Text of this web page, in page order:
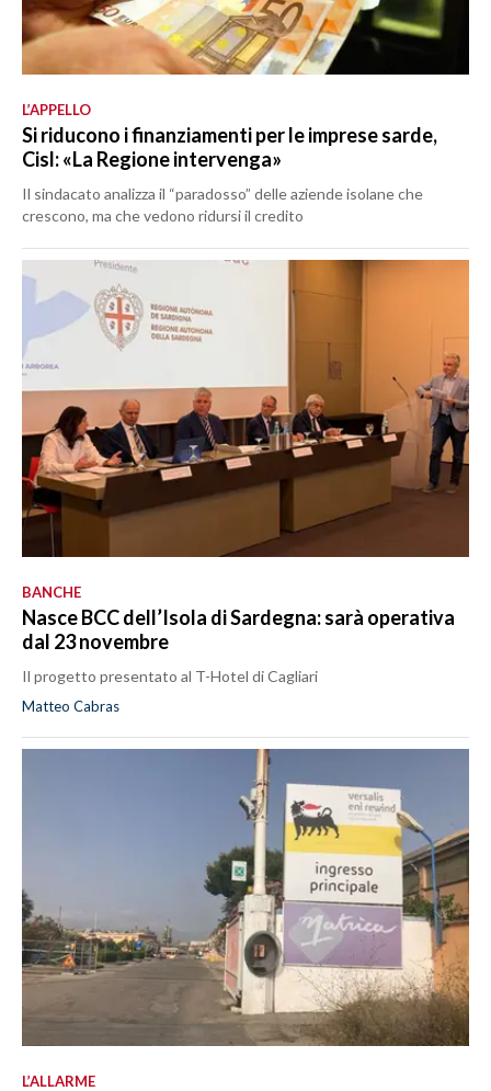
L’APPELLO
Si riducono i finanziamenti per le imprese sarde,
Cisl: «La Regione intervenga»
Il sindacato analizza il “paradosso” delle aziende isolane che
crescono, ma che vedono ridursi il credito
BANCHE
Nasce BCC dell’Isola di Sardegna: sarà operativa
dal 23 novembre
Il progetto presentato al T-Hotel di Cagliari
Matteo Cabras
L’ALLARME